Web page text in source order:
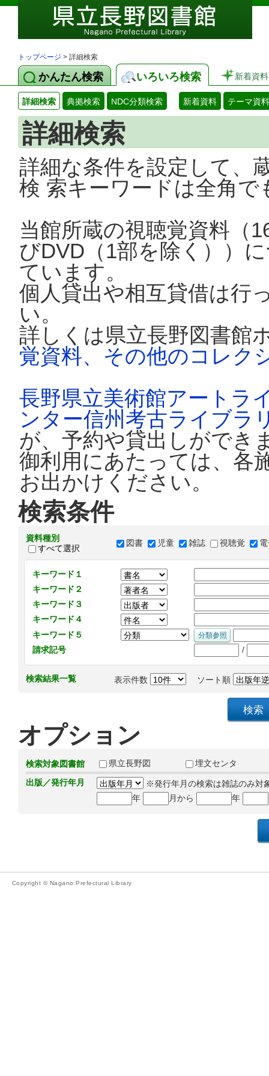
トップページ > 詳細検索
かんたん検索 いろいろ検索 新着資料
詳細検索 典拠検索 NDC分類検索 新着資料 テーマ資料
詳細検索
詳細な条件を設定して、
検 索キーワードは全角
当館所蔵の視聴覚資料（
びDVD（1部を除く））
ています。
個人貸出や相互貸借は行
い。
詳しくは県立長野図書館
覚資料、その他のコレク
長野県立美術館アートラ
ンター信州考古ライブラ
が、予約や貸出しができ
御利用にあたっては、各
お出かけください。
検索条件
資料種別
すべて選択
図書 児童 雑誌 視聴覚
キーワード１
キーワード２
キーワード３
キーワード４
キーワード５
請求記号
/
検索結果一覧 表示件数 ソート順
オプション
検索対象図書館 県立長野図
埋文センタ
出版／発行年月
※発行年月の検索は雑誌のみ対
年
月から 年
Copyright © Nagano Prefectural Library